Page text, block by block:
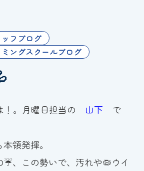
ッフブログ
ミングスクールブログ
！。月曜日担当の 山下 で
領発揮。
、この勢いで、汚れや🦠ウイ